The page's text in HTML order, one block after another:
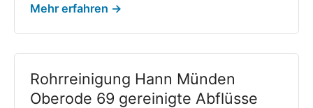
Mehr erfahren →
Rohrreinigung Hann Münden
Oberode 69 gereinigte Abflüsse